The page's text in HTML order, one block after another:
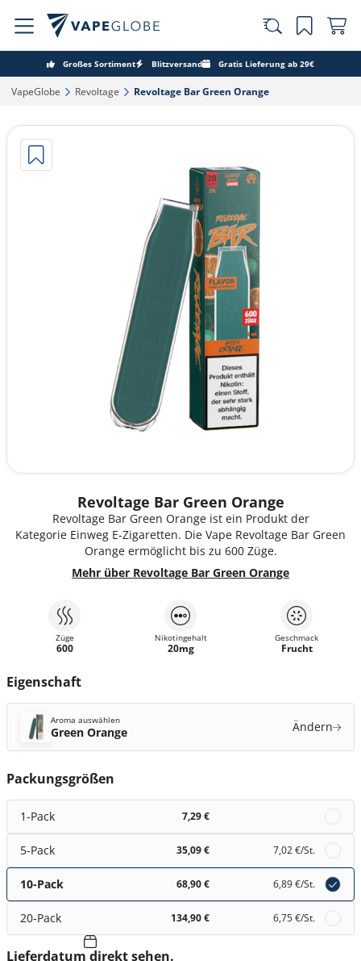
Großes Sortiment Blitzversand Gratis Lieferung ab 29€
VapeGlobe‎ Revoltage‎ Revoltage Bar Green Orange‎
Revoltage Bar Green Orange
Revoltage Bar Green Orange ist ein Produkt der
Kategorie Einweg E-Zigaretten. Die Vape Revoltage Bar Green
Orange ermöglicht bis zu 600 Züge.
Mehr über Revoltage Bar Green Orange
Züge
600
Nikotingehalt
20mg
Geschmack
Frucht
Eigenschaft
Aroma auswählen
Green Orange Ändern
Packungsgrößen
1-Pack 7,29 €
5-Pack 35,09 € 7,02 €/St.
10-Pack 68,90 € 6,89 €/St.
20-Pack 134,90 € 6,75 €/St.
Lieferdatum direkt sehen.